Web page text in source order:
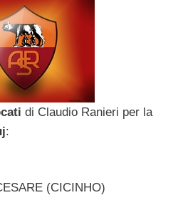
di Claudio Ranieri per la
:
(CICINHO)